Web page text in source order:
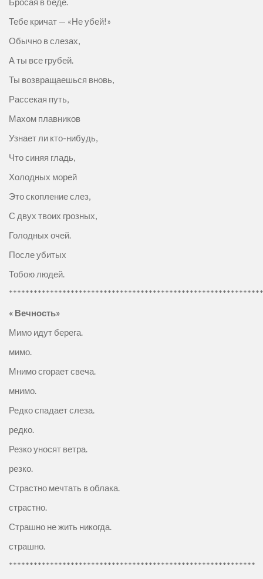
Тебе кричат — «Не убей!»
Обычно в слезах,
А ты все грубей.
Ты возвращаешься вновь,
Рассекая путь,
Махом плавников
Узнает ли кто-нибудь,
Что синяя гладь,
Холодных морей
Это скопление слез,
С двух твоих грозных,
Голодных очей.
После убитых
Тобою людей.
« Вечность»
Мимо идут берега.
мимо.
Мнимо сгорает свеча.
мнимо.
Редко спадает слеза.
редко.
Резко уносят ветра.
резко.
Страстно мечтать в облака.
страстно.
Страшно не жить никогда.
страшно.
************************************************************